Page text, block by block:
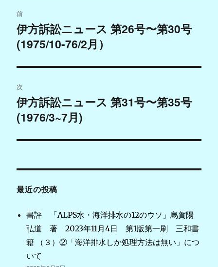
稿
ナ
ビ
ゲ
ー
シ
ン
前
過
去
投
稿:
伊方訴訟ニュース 第26号〜第30号
(1975/10-76/2月）
次
次
の
稿:
伊方訴訟ニュース 第31号〜第35号
(1976/3~7月)
最近の投稿
書評 「ALPS水・海洋排水の12のウソ」烏賀陽
弘道 著 2023年11月4日 第1版第一刷 三和書
籍 （３）②「海洋排水しか処理方法は無い」につ
いて